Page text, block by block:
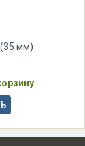
(35 мм)